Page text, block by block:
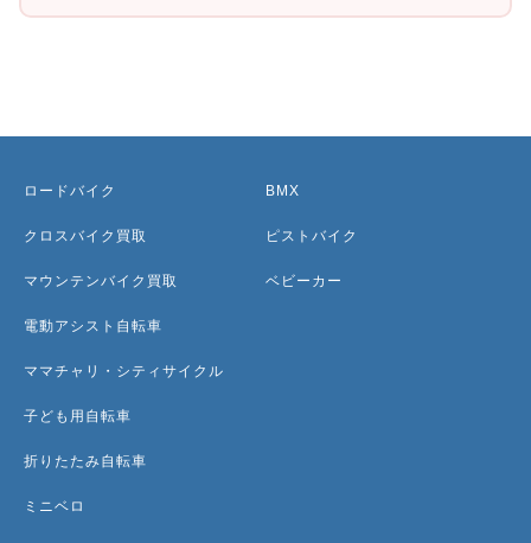
ロードバイク
クロスバイク買取
マウンテンバイク買取
電動アシスト自転車
ママチャリ・シティサイクル
子ども用自転車
折りたたみ自転車
ミニベロ
BMX
ピストバイク
ベビーカー